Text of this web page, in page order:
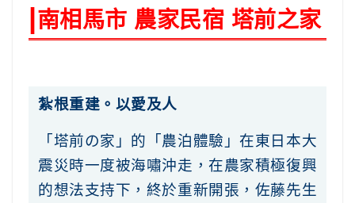
|南相馬市 農家民宿 塔前之家
紮根重建。以愛及人
「塔前の家」的「農泊體驗」在東日本大
震災時一度被海嘯沖走，在農家積極復興
的想法支持下，終於重新開張，佐藤先生